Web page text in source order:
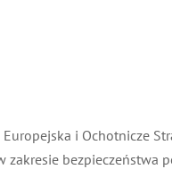
i Ochotnicze
bezpieczeństwa